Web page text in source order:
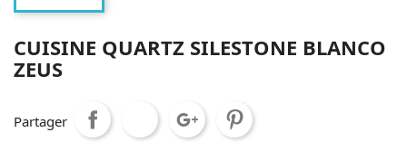
CUISINE QUARTZ SILESTONE BLANCO
ZEUS
Partager